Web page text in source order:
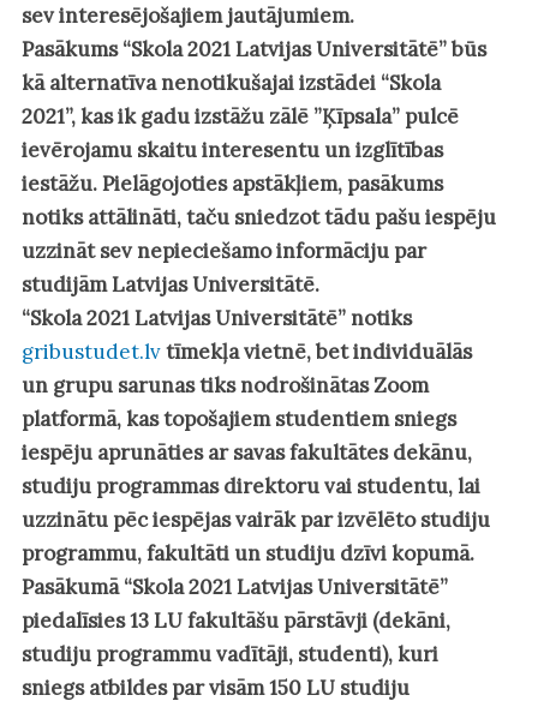
sev interesējošajiem jautājumiem.
Pasākums“Skola 2021 Latvijas Universitātē”būs
kā alternatīva nenotikušajai izstādei “Skola
2021”, kas ik gadu izstāžu zālē ”Ķīpsala” pulcē
ievērojamu skaitu interesentu un izglītības
iestāžu. Pielāgojoties apstākļiem, pasākums
notiks attālināti, taču sniedzot tādu pašu iespēju
uzzināt sev nepieciešamo informāciju par
studijām Latvijas Universitātē.
“Skola 2021 Latvijas Universitātē”notiks
gribustudet.lvtīmekļa vietnē, bet individuālās
un grupu sarunas tiks nodrošinātas Zoom
platformā, kas topošajiem studentiem sniegs
iespēju aprunāties ar savas fakultātes dekānu,
studiju programmas direktoru vai studentu, lai
uzzinātu pēc iespējas vairāk par izvēlēto studiju
programmu, fakultāti un studiju dzīvi kopumā.
Pasākumā “Skola 2021 Latvijas Universitātē”
piedalīsies 13 LU fakultāšu pārstāvji (dekāni,
studiju programmu vadītāji, studenti), kuri
sniegs atbildes par visām 150 LU studiju